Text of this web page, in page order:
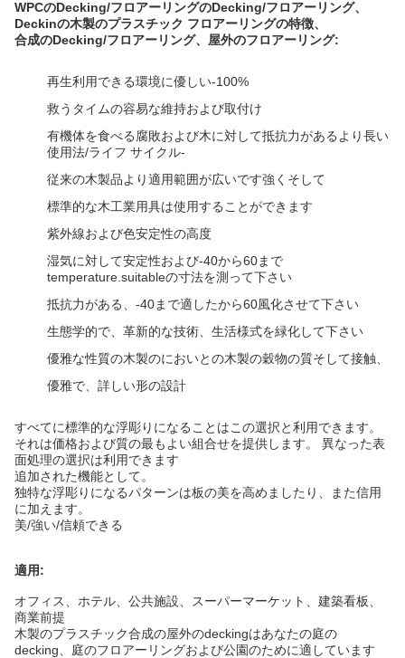
WPCのDecking/フロアーリングのDecking/フロアーリング、
Deckinの木製のプラスチック フロアーリングの特徴、
合成のDecking/フロアーリング、屋外のフロアーリング:
再生利用できる環境に優しい-100%
救うタイムの容易な維持および取付け
有機体を食べる腐敗および木に対して抵抗力があるより長い
使用法/ライフ サイクル-
従来の木製品より適用範囲が広いです強くそして
標準的な木工業用具は使用することができます
紫外線および色安定性の高度
湿気に対して安定性および-40から60まで
temperature.suitableの寸法を測って下さい
抵抗力がある、-40まで適したから60風化させて下さい
生態学的で、革新的な技術、生活様式を緑化して下さい
優雅な性質の木製のにおいとの木製の穀物の質そして接触、
優雅で、詳しい形の設計
すべてに標準的な浮彫りになることはこの選択と利用できます。
それは価格および質の最もよい組合せを提供します。 異なった表
面処理の選択は利用できます
追加された機能として。
独特な浮彫りになるパターンは板の美を高めましたり、また信用
に加えます。
美/強い/信頼できる
適用:
オフィス、ホテル、公共施設、スーパーマーケット、建築看板、
商業前提
木製のプラスチック合成の屋外のdeckingはあなたの庭の
decking、庭のフロアーリングおよび公園のために適しています